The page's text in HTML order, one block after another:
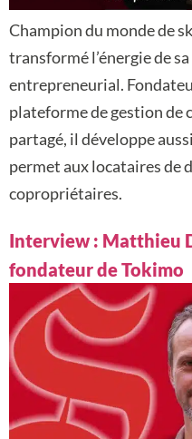
Champion du monde de
transformé l’énergie de
entrepreneurial.
plateforme de gestion de
partagé, il développe
permet aux locataires de
copropriétaires.
Interview : Matthieu
fondateur de Tokimo